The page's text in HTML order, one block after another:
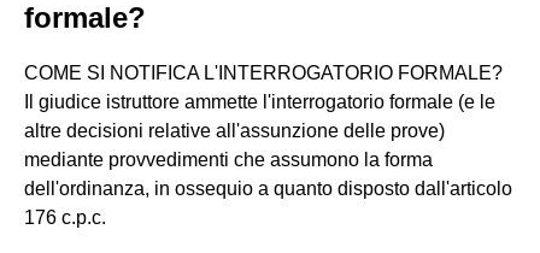
formale?
COME SI NOTIFICA L'INTERROGATORIO FORMALE?
Il giudice istruttore ammette l'interrogatorio formale (e le
altre decisioni relative all'assunzione delle prove)
mediante provvedimenti che assumono la forma
dell'ordinanza, in ossequio a quanto disposto dall'articolo
176 c.p.c.